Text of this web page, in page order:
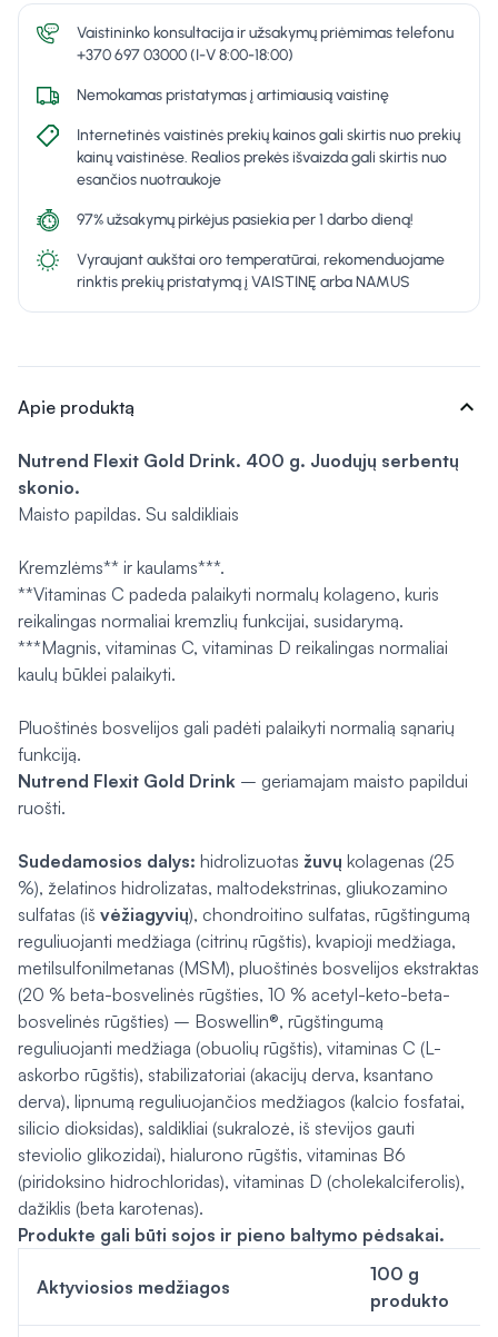
Vaistininko konsultacija ir užsakymų priėmimas telefonu
+370 697 03000 (I-V 8:00-18:00)
Nemokamas pristatymas į artimiausią vaistinę
Internetinės vaistinės prekių kainos gali skirtis nuo prekių
kainų vaistinėse. Realios prekės išvaizda gali skirtis nuo
esančios nuotraukoje
97% užsakymų pirkėjus pasiekia per 1 darbo dieną!
Vyraujant aukštai oro temperatūrai, rekomenduojame
rinktis prekių pristatymą į VAISTINĘ arba NAMUS
Apie produktą expand_more
Nutrend Flexit Gold Drink. 400 g. Juodųjų serbentų
skonio.
Maisto papildas. Su saldikliais
Kremzlėms** ir kaulams***.
**Vitaminas C padeda palaikyti normalų kolageno, kuris
reikalingas normaliai kremzlių funkcijai, susidarymą.
***Magnis, vitaminas C, vitaminas D reikalingas normaliai
kaulų būklei palaikyti.
Pluoštinės bosvelijos gali padėti palaikyti normalią sąnarių
funkciją.
Nutrend Flexit Gold Drink – geriamajam maisto papildui
ruošti.
Sudedamosios dalys: hidrolizuotas žuvų kolagenas (25
%), želatinos hidrolizatas, maltodekstrinas, gliukozamino
sulfatas (iš vėžiagyvių), chondroitino sulfatas, rūgštingumą
reguliuojanti medžiaga (citrinų rūgštis), kvapioji medžiaga,
metilsulfonilmetanas (MSM), pluoštinės bosvelijos ekstraktas
(20 % beta-bosvelinės rūgšties, 10 % acetyl-keto-beta-
bosvelinės rūgšties) – Boswellin®, rūgštingumą
reguliuojanti medžiaga (obuolių rūgštis), vitaminas C (L-
askorbo rūgštis), stabilizatoriai (akacijų derva, ksantano
derva), lipnumą reguliuojančios medžiagos (kalcio fosfatai,
silicio dioksidas), saldikliai (sukralozė, iš stevijos gauti
steviolio glikozidai), hialurono rūgštis, vitaminas B6
(piridoksino hidrochloridas), vitaminas D (cholekalciferolis),
dažiklis (beta karotenas).
Produkte gali būti sojos ir pieno baltymo pėdsakai.
Aktyviosios medžiagos
100 g
produkto